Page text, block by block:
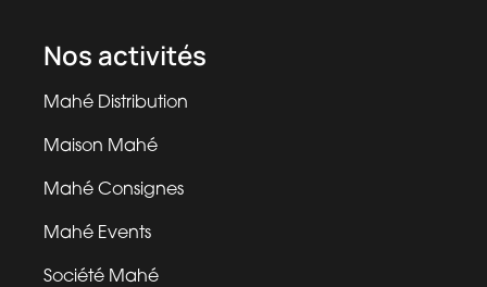
Nos activités
Mahé Distribution
Maison Mahé
Mahé Consignes
Mahé Events
Société Mahé